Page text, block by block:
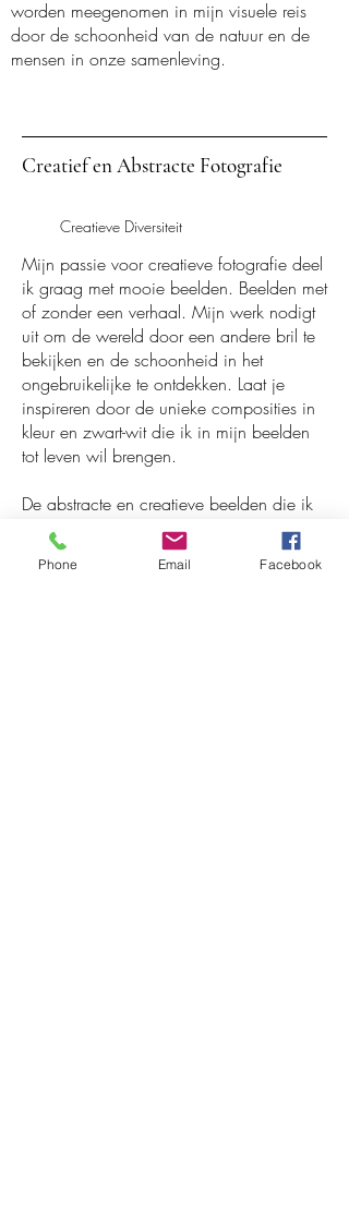
worden meegenomen in mijn visuele reis
door de schoonheid van de natuur en de
mensen in onze samenleving.
Creatief en Abstracte Fotografie
Creatieve Diversiteit
Mijn passie voor creatieve fotografie deel
ik graag met mooie beelden. Beelden met
of zonder een verhaal. Mijn werk nodigt
uit om de wereld door een andere bril te
bekijken en de schoonheid in het
ongebruikelijke te ontdekken. Laat je
inspireren door de unieke composities in
kleur en zwart-wit die ik in mijn beelden
tot leven wil brengen.
De abstracte en creatieve beelden die ik
maak laten soms een wereld zien van
enige onherkenbaarheid, van
vervreemding.
Phone Email Facebook